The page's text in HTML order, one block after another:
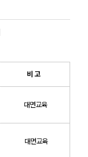
비 고
대면교육
대면교육